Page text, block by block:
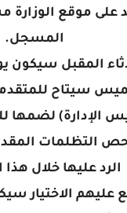
على موقع
المسجل.
سيتاح
الإدارة)
التظلمات
الرد عليها خلال